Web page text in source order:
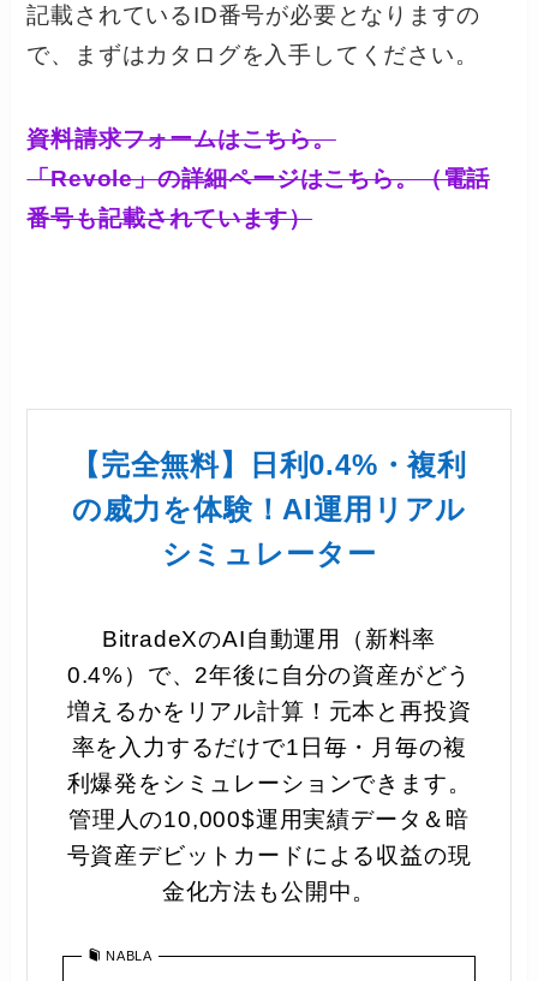
記載されているID番号が必要となりますの
で、まずはカタログを入手してください。
資料請求フォームはこちら。
「Revole」の詳細ページはこちら。（電話
番号も記載されています）
【完全無料】日利0.4%・複利
の威力を体験！AI運用リアル
シミュレーター
BitradeXのAI自動運用（新料率
0.4%）で、2年後に自分の資産がどう
増えるかをリアル計算！元本と再投資
率を入力するだけで1日毎・月毎の複
利爆発をシミュレーションできます。
管理人の10,000$運用実績データ＆暗
号資産デビットカードによる収益の現
金化方法も公開中。
NABLA